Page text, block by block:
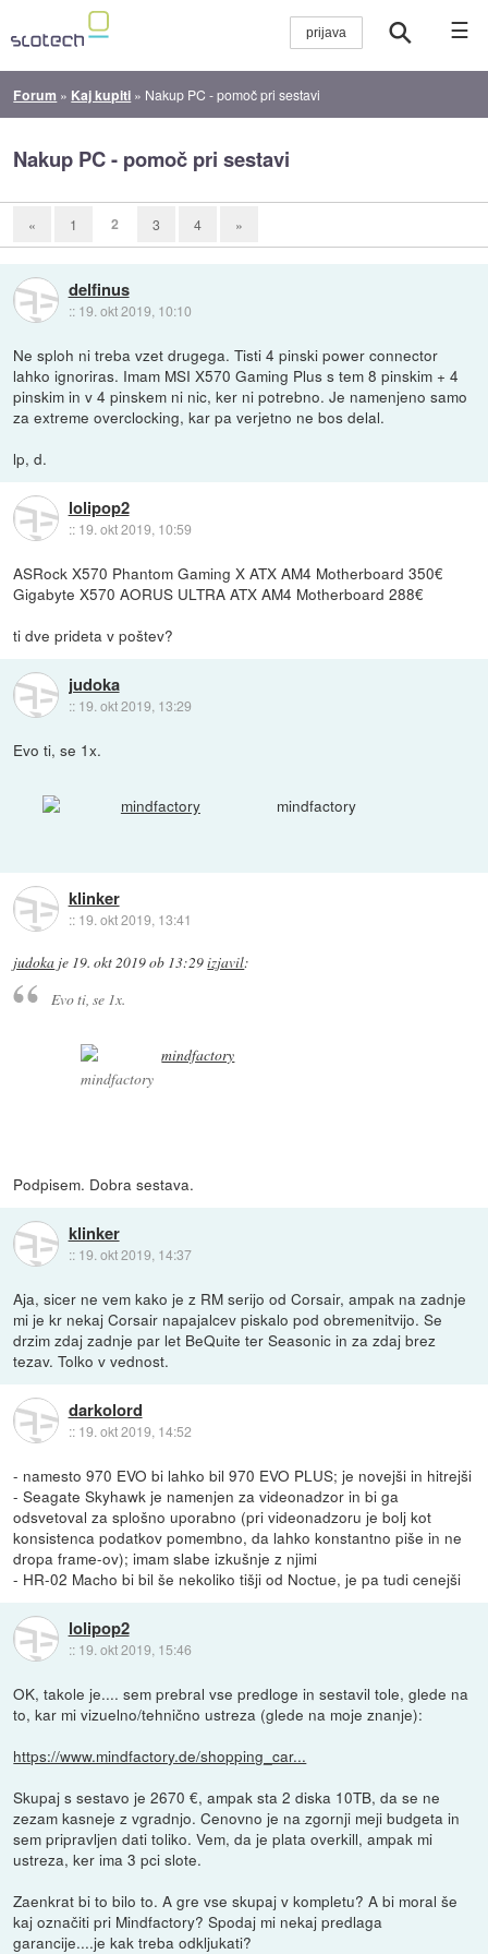
☰
Forum » Kaj kupiti » Nakup PC - pomoč pri sestavi
Nakup PC - pomoč pri sestavi
« 1 2 3 4 »
delfinus
:: 19. okt 2019, 10:10
Ne sploh ni treba vzet drugega. Tisti 4 pinski power connector
lahko ignoriras. Imam MSI X570 Gaming Plus s tem 8 pinskim + 4
pinskim in v 4 pinskem ni nic, ker ni potrebno. Je namenjeno samo
za extreme overclocking, kar pa verjetno ne bos delal.
lp, d.
lolipop2
:: 19. okt 2019, 10:59
ASRock X570 Phantom Gaming X ATX AM4 Motherboard 350€
Gigabyte X570 AORUS ULTRA ATX AM4 Motherboard 288€
ti dve prideta v poštev?
judoka
:: 19. okt 2019, 13:29
Evo ti, se 1x.
mindfactory
klinker
:: 19. okt 2019, 13:41
judoka je 19. okt 2019 ob 13:29izjavil:
Evo ti, se 1x.
mindfactory
Podpisem. Dobra sestava.
klinker
:: 19. okt 2019, 14:37
Aja, sicer ne vem kako je z RM serijo od Corsair, ampak na zadnje
mi je kr nekaj Corsair napajalcev piskalo pod obremenitvijo. Se
drzim zdaj zadnje par let BeQuite ter Seasonic in za zdaj brez
tezav. Tolko v vednost.
darkolord
:: 19. okt 2019, 14:52
- namesto 970 EVO bi lahko bil 970 EVO PLUS; je novejši in hitrejši
- Seagate Skyhawk je namenjen za videonadzor in bi ga
odsvetoval za splošno uporabno (pri videonadzoru je bolj kot
konsistenca podatkov pomembno, da lahko konstantno piše in ne
dropa frame-ov); imam slabe izkušnje z njimi
- HR-02 Macho bi bil še nekoliko tišji od Noctue, je pa tudi cenejši
lolipop2
:: 19. okt 2019, 15:46
OK, takole je.... sem prebral vse predloge in sestavil tole, glede na
to, kar mi vizuelno/tehnično ustreza (glede na moje znanje):
https://www.mindfactory.de/shopping_car...
Skupaj s sestavo je 2670 €, ampak sta 2 diska 10TB, da se ne
zezam kasneje z vgradnjo. Cenovno je na zgornji meji budgeta in
sem pripravljen dati toliko. Vem, da je plata overkill, ampak mi
ustreza, ker ima 3 pci slote.
Zaenkrat bi to bilo to. A gre vse skupaj v kompletu? A bi moral še
kaj označiti pri Mindfactory? Spodaj mi nekaj predlaga
garancije....je kak treba odkljukati?